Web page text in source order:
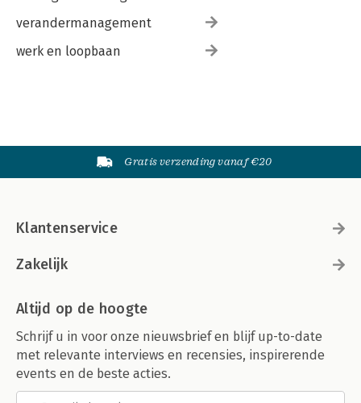
verandermanagement
werk en loopbaan
Gratis verzending vanaf €20
Klantenservice
Zakelijk
Altijd op de hoogte
Schrijf u in voor onze nieuwsbrief en blijf up-to-date
met relevante interviews en recensies, inspirerende
events en de beste acties.